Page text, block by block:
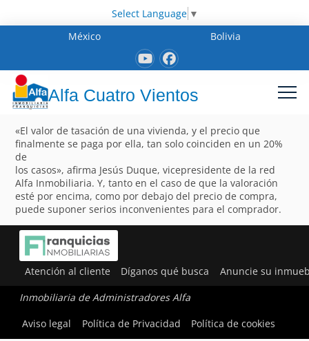
Select Language ▼
México
Bolivia
Alfa Cuatro Vientos
«El valor de tasación de una vivienda, y el precio que
finalmente se paga por ella, tan solo coinciden en un 20%
de
los casos», afirma Jesús Duque, vicepresidente de la red
Alfa Inmobiliaria. Y, tanto en el caso de que la valoración
esté por encima, como por debajo del precio de compra,
puede suponer serios inconvenientes para el comprador.
Atención al cliente Díganos qué busca Anuncie su
Inmobiliaria de Administradores Alfa
Aviso legal
Política de Privacidad Política de cookies